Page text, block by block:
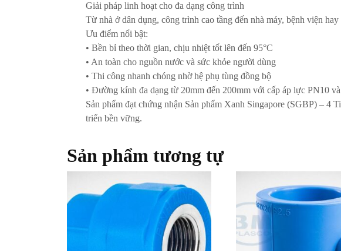
Giải pháp linh hoạt cho đa dạng công trình
Từ nhà ở dân dụng, công trình cao tầng đến nhà máy, bệnh viện
Ưu điểm nổi bật:
• Bền bỉ theo thời gian, chịu nhiệt tốt lên đến 95°C
• An toàn cho nguồn nước và sức khỏe người dùng
• Thi công nhanh chóng nhờ hệ phụ tùng đồng bộ
• Đường kính đa dạng từ 20mm đến 200mm với cấp áp lực PN10
Sản phẩm đạt chứng nhận Sản phẩm Xanh Singapore (SGBP) – 4
triển bền vững.
Sản phẩm tương tự